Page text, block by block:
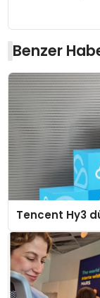
Benzer
Tencent Hy3